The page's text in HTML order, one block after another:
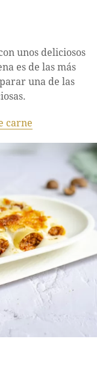
unos deliciosos
es de las más
una de las
carne